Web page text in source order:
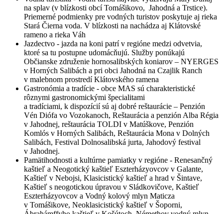
na splav (v blízkosti obcí Tomášikovo, Jahodná a Trstice).
Priemerné podmienky pre vodných turistov poskytuje aj rieka
Stará Čierna voda. V blízkosti na nachádza aj Klátovské
rameno a rieka Váh
Jazdectvo - jazda na koni patrí v regióne medzi odvetvia,
ktoré sa tu postupne udomácňujú. Služby ponúkajú
Občianske združenie hornosalibských koniarov – NYERGES
v Horných Salibách a pri obci Jahodná na Czajlik Ranch
v malebnom prostredí Klátovského ramena
Gastronómia a tradície - obce MAS sú charakteristické
rôznymi gastronomickými špecialitami
a tradíciami, k dispozícií sú aj dobré reštaurácie – Penzión
Vén Diófa vo Vozokanoch, Reštaurácia a penzión Alba Régia
v Jahodnej, reštaurácia TOLDI v Matúškove, Penzión
Komlós v Horných Salibách, Reštaurácia Mona v Dolných
Salibách, Festival Dolnosalibská jurta, Jahodový festival
v Jahodnej.
Pamätihodnosti a kultúrne pamiatky v regióne - Renesančný
kaštieľ a Neogotický kaštieľ Eszterházyovcov v Galante,
Kaštieľ v Nebojsi, Klasicistický kaštieľ a hrad v Šintave,
Kaštieľ s neogotickou úpravou v Sládkovičove, Kaštieľ
Eszterházyovcov a Vodný kolový mlyn Maticza
v Tomášikove, Neoklasicistický kaštieľ v Šoporni,